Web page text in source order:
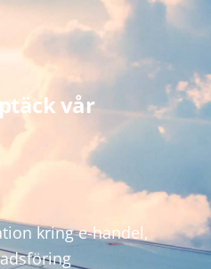
vår
kring e-handel,